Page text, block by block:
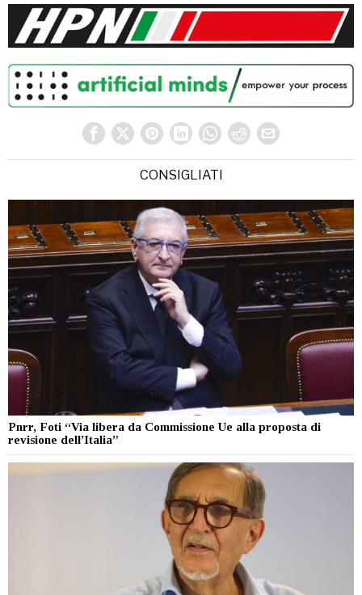
CONSIGLIATI
Pnrr, Foti “Via libera da Commissione Ue alla proposta di
revisione dell’Italia”